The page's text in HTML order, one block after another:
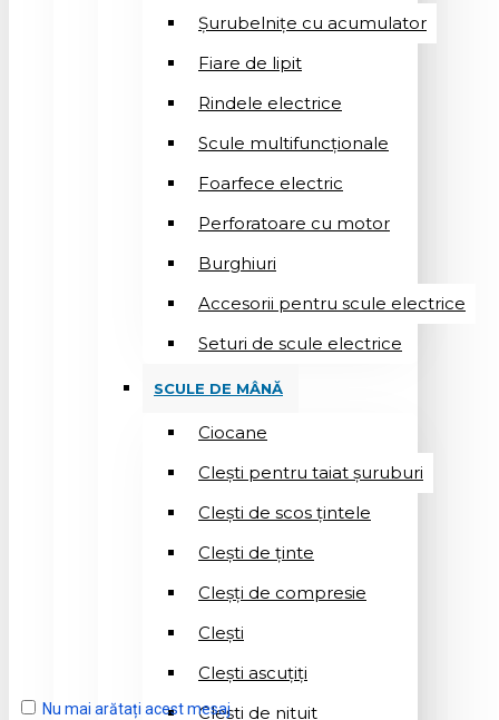
Șurubelnițe cu acumulator
Fiare de lipit
Rindele electrice
Scule multifuncționale
Foarfece electric
Perforatoare cu motor
Burghiuri
Accesorii pentru scule electrice
Seturi de scule electrice
SCULE DE MÂNĂ
Ciocane
Cleşti pentru taiat șuruburi
Clești de scos țintele
Clești de ținte
Cleșți de compresie
Cleşti
Clești ascuțiți
Cleşti de nituit
Nu mai arătați acest mesaj